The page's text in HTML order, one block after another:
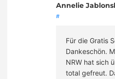
Annelie
#
Für die Gratis
Dankeschön.
NRW hat sich
total gefreut.